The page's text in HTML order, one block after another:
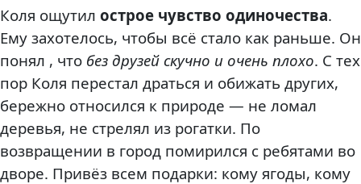
Коля ощутил острое чувство одиночества.
Ему захотелось, чтобы всё стало как раньше. Он
понял , что без друзей скучно и очень плохо. С тех
пор Коля перестал драться и обижать других,
бережно относился к природе — не ломал
деревья, не стрелял из рогатки. По
возвращении в город помирился с ребятами во
дворе. Привёз всем подарки: кому ягоды, кому